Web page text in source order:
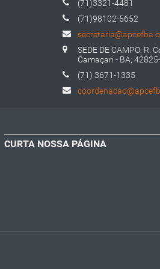
(71)3321-4481
(71)98102-5652
SEDE DE CAMPO: R.
Camaçari - BA,
(71) 3671-1335
CURTA NOSSA PÁGINA